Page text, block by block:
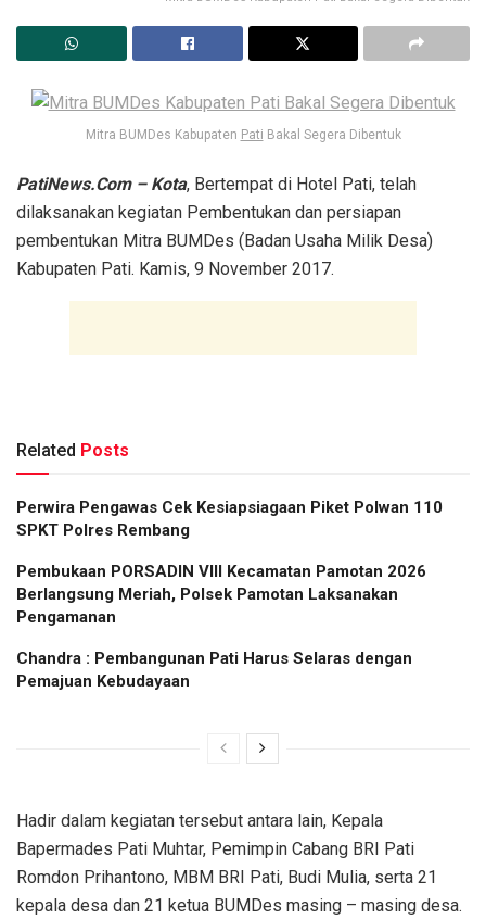
Mitra BUMDes Kabupaten Pati Bakal Segera Dibentuk
PatiNews.Com – Kota, Bertempat di Hotel Pati, telah
dilaksanakan kegiatan Pembentukan dan persiapan
pembentukan Mitra BUMDes (Badan Usaha Milik Desa)
Kabupaten Pati. Kamis, 9 November 2017.
Related Posts
Perwira Pengawas Cek Kesiapsiagaan Piket Polwan 110
SPKT Polres Rembang
Pembukaan PORSADIN VIII Kecamatan Pamotan 2026
Berlangsung Meriah, Polsek Pamotan Laksanakan
Pengamanan
Chandra : Pembangunan Pati Harus Selaras dengan
Pemajuan Kebudayaan
Hadir dalam kegiatan tersebut antara lain, Kepala
Bapermades Pati Muhtar, Pemimpin Cabang BRI Pati
Romdon Prihantono, MBM BRI Pati, Budi Mulia, serta 21
kepala desa dan 21 ketua BUMDes masing – masing desa.